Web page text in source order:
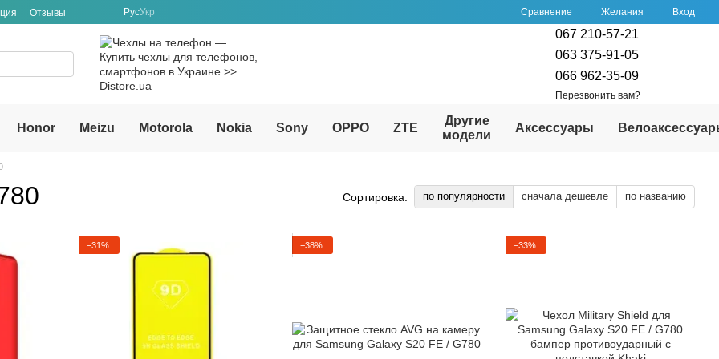
Отзывы РусУкр Сравнение Желания Вход
067 210-57-21
063 375-91-05
066 962-35-09
Перезвонить вам?
Honor Meizu Motorola Nokia Sony OPPO ZTE
Другие
модели
Аксессуары
Сортировка: по популярности сначала дешевле по названию
−31% −38% −33%